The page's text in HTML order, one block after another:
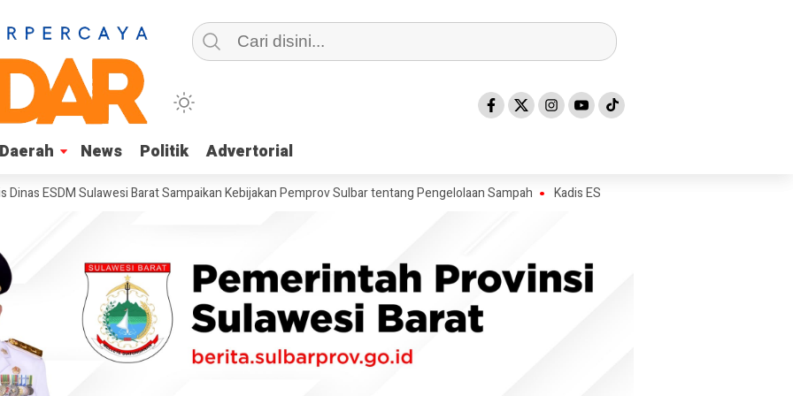
Daerah News Politik Advertorial
Daerah News Politik Advertorial
Sulawesi Barat Sampaikan Kebijakan Pemprov Sulbar tentang Pengelolaan Sampah Kadis ESDM Bujaeramy : Pentingnya Persiapan